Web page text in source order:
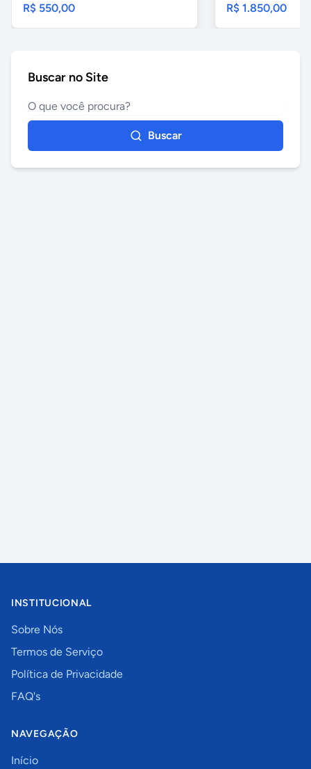
R$ 550,00 R$ 1.850,00
Buscar no Site
Buscar
INSTITUCIONAL
Sobre Nós
Termos de Serviço
Política de Privacidade
FAQ's
NAVEGAÇÃO
Início